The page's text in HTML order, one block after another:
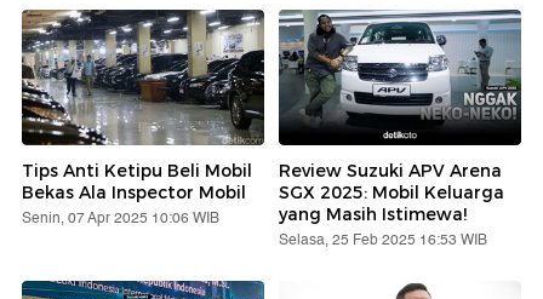
Tips Anti Ketipu Beli Mobil
Bekas Ala Inspector Mobil
Senin, 07 Apr 2025 10:06 WIB
Review Suzuki APV Arena
SGX 2025: Mobil Keluarga
yang Masih Istimewa!
Selasa, 25 Feb 2025 16:53 WIB